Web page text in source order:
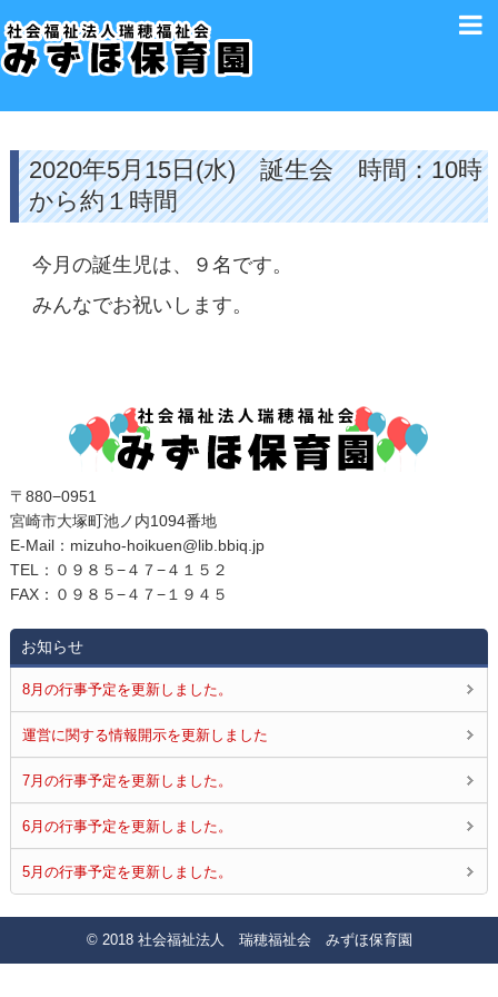
2020年5月15日(水) 誕生会 時間：10時
から約１時間
今月の誕生児は、９名です。
みんなでお祝いします。
〒880−0951
宮崎市大塚町池ノ内1094番地
E‐Mail：mizuho-hoikuen@lib.bbiq.jp
TEL：０９８５−４７−４１５２
FAX：０９８５−４７−１９４５
お知らせ
8月の行事予定を更新しました。
運営に関する情報開示を更新しました
7月の行事予定を更新しました。
6月の行事予定を更新しました。
5月の行事予定を更新しました。
© 2018 社会福祉法人 瑞穂福祉会 みずほ保育園